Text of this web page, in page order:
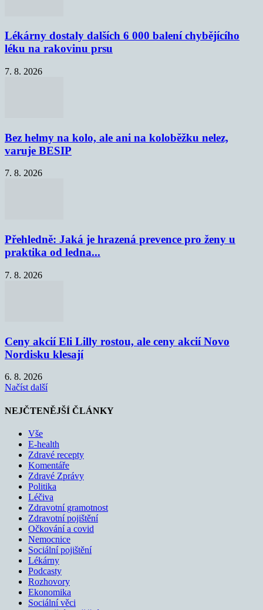
Lékárny dostaly dalších 6 000 balení chybějícího
léku na rakovinu prsu
7. 8. 2026
Bez helmy na kolo, ale ani na koloběžku nelez,
varuje BESIP
7. 8. 2026
Přehledně: Jaká je hrazená prevence pro ženy u
praktika od ledna...
7. 8. 2026
Ceny akcií Eli Lilly rostou, ale ceny akcií Novo
Nordisku klesají
6. 8. 2026
Načíst další
NEJČTENĚJŠÍ ČLÁNKY
Vše
E-health
Zdravé recepty
Komentáře
Zdravé Zprávy
Politika
Léčiva
Zdravotní gramotnost
Zdravotní pojištění
Očkování a covid
Nemocnice
Sociální pojištění
Lékárny
Podcasty
Rozhovory
Ekonomika
Sociální věci